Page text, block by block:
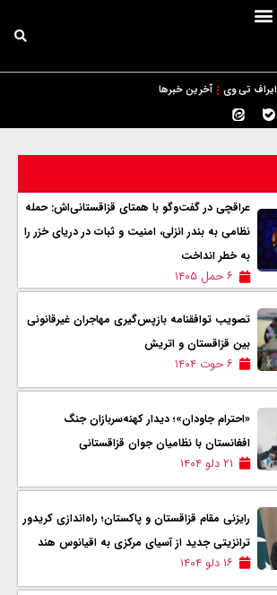
ایراف تی وی آخرین خبرها
عراقچی در گفت‌وگو با همتای قزاقستانی‌اش: حمله
نظامی به بندر انزلی، امنیت و ثبات در دریای خزر را
به خطر انداخت
۶ حمل ۱۴۰۵
تصویب توافقنامه بازپس‌گیری مهاجران غیرقانونی
بین قزاقستان و اتریش
۶ حوت ۱۴۰۴
«احترام جاودان»؛ دیدار کهنه‌سربازان جنگ
افغانستان با نظامیان جوان قزاقستانی
۲۱ دلو ۱۴۰۴
رایزنی مقام قزاقستان و پاکستان؛ راه‌اندازی کریدور
ترانزیتی جدید از آسیای مرکزی به اقیانوس هند
۱۶ دلو ۱۴۰۴